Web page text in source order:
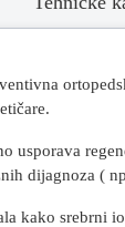
usporava
dijagnoza (
kako srebrni